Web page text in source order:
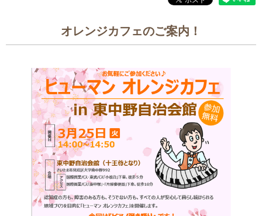
オレンジカフェのご案内！